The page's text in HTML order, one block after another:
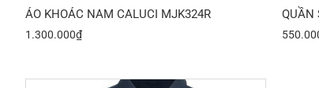
ÁO KHOÁC NAM CALUCI MJK324R
1.300.000₫
QUẦN